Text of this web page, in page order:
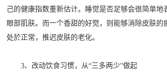
己的健康指数重新估计。睡觉是否足够会很简单地
眼部肌肤。而一个香甜的好觉，则能够消除皮肤
处於正常，推迟皮肤的老化。
3、改动饮食习惯，从“三多两少”做起